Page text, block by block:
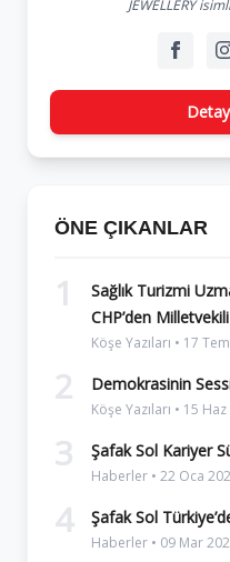
JEWELLERY
ÖNE ÇIKANLAR
1
Sağlık Turizmi
CHP’den
Köşe Yazıları • 17
2 Demokrasinin
Köşe Yazıları • 15
3 Şafak Sol Kariyer
Haberler • 22 Oca
4 Şafak Sol
Haberler • 09 Mar